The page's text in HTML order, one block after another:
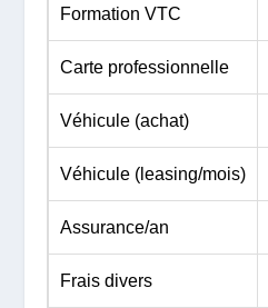
Formation VTC
Carte professionnelle
Véhicule (achat)
Véhicule (leasing/mois)
Assurance/an
Frais divers